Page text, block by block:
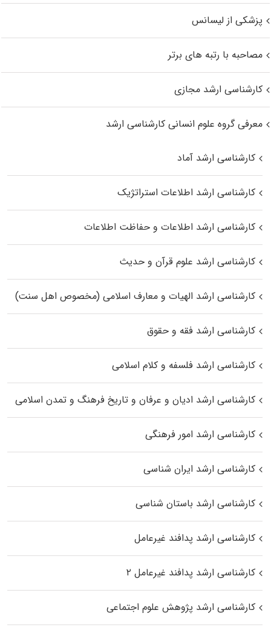
پزشکی از لیسانس
مصاحبه با رتبه های برتر
کارشناسی ارشد مجازی
معرفی گروه علوم انسانی کارشناسی ارشد
کارشناسی ارشد آماد
کارشناسی ارشد اطلاعات استراتژیک
کارشناسی ارشد اطلاعات و حفاظت اطلاعات
کارشناسی ارشد علوم قرآن و حدیث
کارشناسی ارشد الهیات و معارف اسلامی (مخصوص اهل سنت)
کارشناسی ارشد فقه و حقوق
کارشناسی ارشد فلسفه و کلام اسلامی
کارشناسی ارشد ادیان و عرفان و تاریخ فرهنگ و تمدن اسلامی
کارشناسی ارشد امور فرهنگی
کارشناسی ارشد ایران شناسی
کارشناسی ارشد باستان شناسی
کارشناسی ارشد پدافند غیرعامل
کارشناسی ارشد پدافند غیرعامل ۲
کارشناسی ارشد پژوهش علوم اجتماعی